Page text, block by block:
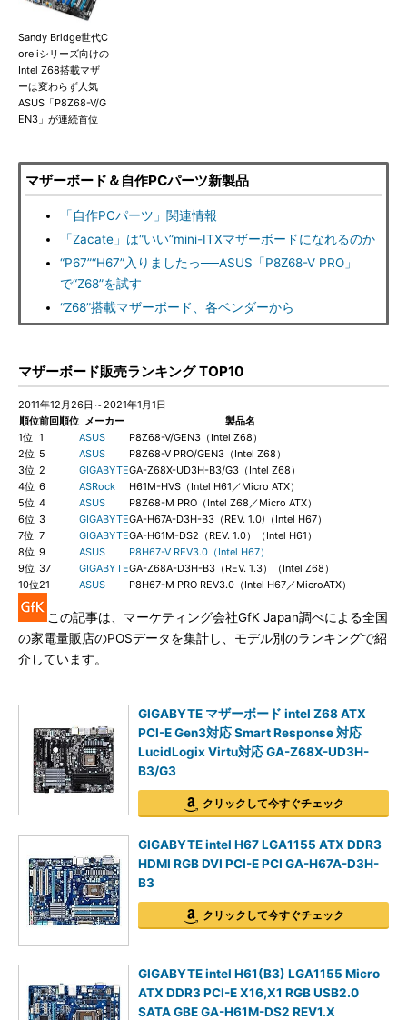
Sandy Bridge世代C
ore iシリーズ向けの
Intel Z68搭載マザ
ーは変わらず人気
ASUS「P8Z68-V/G
EN3」が連続首位
マザーボード＆自作PCパーツ新製品
「自作PCパーツ」関連情報
「Zacate」は“いい”mini-ITXマザーボードになれるのか
“P67”“H67”入りましたっ──ASUS「P8Z68-V PRO」
で“Z68”を試す
“Z68”搭載マザーボード、各ベンダーから
マザーボード販売ランキング TOP10
2011年12月26日～2021年1月1日
順位前回順位 メーカー
製品名
1位 1 ASUS
P8Z68-V/GEN3（Intel Z68）
2位 5 ASUS
P8Z68-V PRO/GEN3（Intel Z68）
3位 2 GIGABYTEGA-Z68X-UD3H-B3/G3（Intel Z68）
4位 6 ASRock
H61M-HVS（Intel H61／Micro ATX）
5位 4 ASUS
P8Z68-M PRO（Intel Z68／Micro ATX）
6位 3 GIGABYTEGA-H67A-D3H-B3（REV. 1.0)（Intel H67）
7位 7 GIGABYTEGA-H61M-DS2（REV. 1.0）（Intel H61）
8位 9 ASUS
P8H67-V REV3.0（Intel H67）
9位 37 GIGABYTEGA-Z68A-D3H-B3（REV. 1.3）（Intel Z68）
10位21 ASUS P8H67-M PRO REV3.0（Intel H67／MicroATX）
この記事は、マーケティング会社GfK Japan調べによる全国
の家電量販店のPOSデータを集計し、モデル別のランキングで紹
介しています。
GIGABYTE マザーボード intel Z68 ATX
PCI-E Gen3対応 Smart Response 対応
LucidLogix Virtu対応 GA-Z68X-UD3H-
B3/G3
クリックして今すぐチェック
GIGABYTE intel H67 LGA1155 ATX DDR3
HDMI RGB DVI PCI-E PCI GA-H67A-D3H-
B3
クリックして今すぐチェック
GIGABYTE intel H61(B3) LGA1155 Micro
ATX DDR3 PCI-E X16,X1 RGB USB2.0
SATA GBE GA-H61M-DS2 REV1.X